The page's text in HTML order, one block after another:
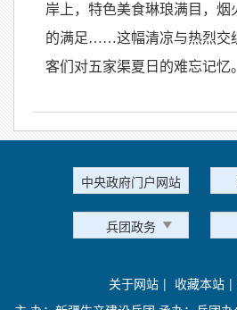
岸上，特色美食琳琅满目，烟
的满足……这幅清凉与热烈交
客们对五家渠夏日的难忘记忆。
中央政府门户网站
兵团政务
关于网站 | 收藏本站 |